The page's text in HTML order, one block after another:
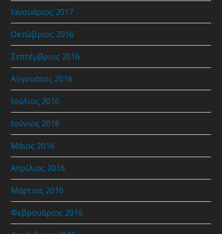
Ιανουάριος 2017
Οκτώβριος 2016
Σεπτέμβριος 2016
Αύγουστος 2016
Ιούλιος 2016
Ιούνιος 2016
Μάιος 2016
Απρίλιος 2016
Μάρτιος 2016
Φεβρουάριος 2016